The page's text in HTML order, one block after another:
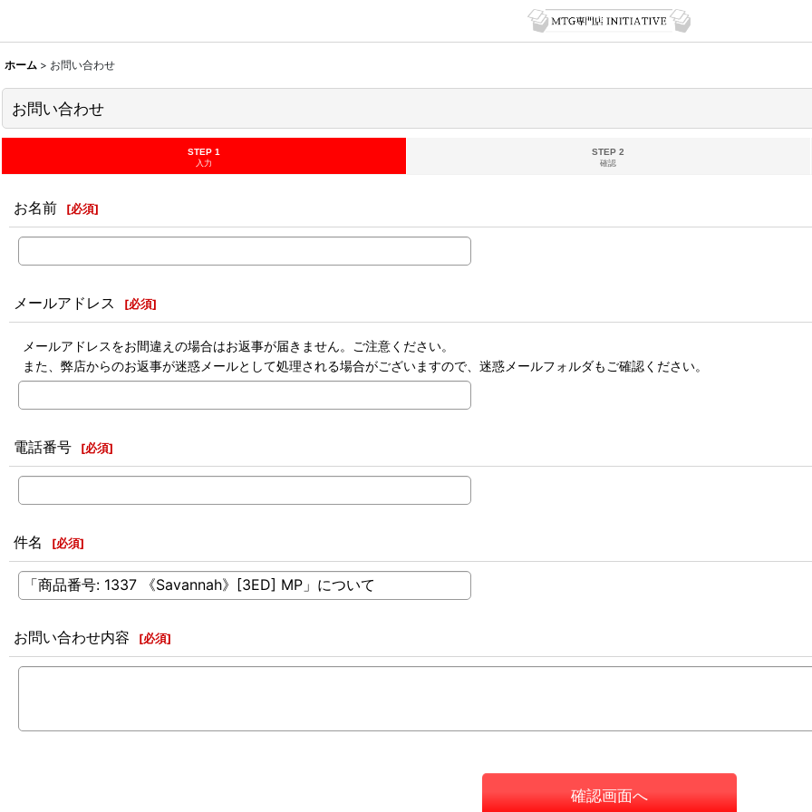
ホーム > お問い合わせ
お問い合わせ
STEP 1
入力
STEP 2
確認
お名前 [必須]
メールアドレス [必須]
メールアドレスをお間違えの場合はお返事が届きません。ご注意ください。
また、弊店からのお返事が迷惑メールとして処理される場合がございますので、迷惑メールフォルダもご確認ください。
電話番号 [必須]
件名 [必須]
お問い合わせ内容 [必須]
確認画面へ